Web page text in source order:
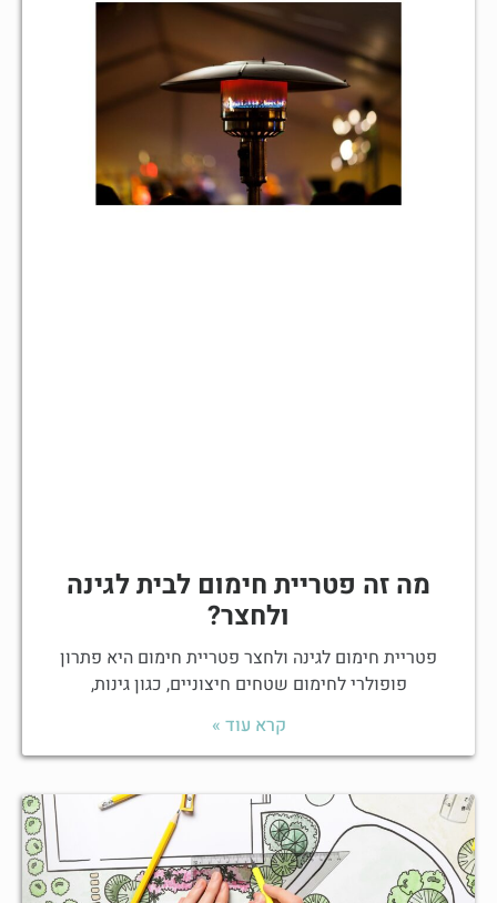
מה זה פטריית חימום לבית לגינה
ולחצר?
פטריית חימום לגינה ולחצר פטריית חימום היא פתרון
פופולרי לחימום שטחים חיצוניים, כגון גינות,
קרא עוד »